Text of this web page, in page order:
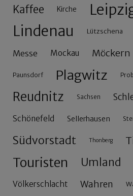
Kaffee Kirche
Lindenau Lützschena
Messe Mockau Möckern
Paunsdorf Plagwitz
Reudnitz Sachsen
Schönefeld Sellerhausen
Südvorstadt Thonberg
Touristen Umland
Völkerschlacht Wahren